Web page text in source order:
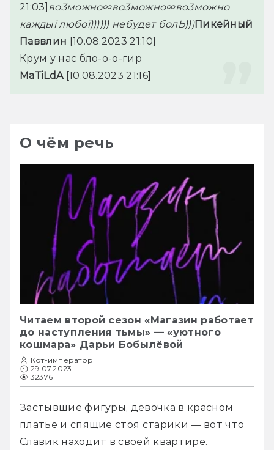
21:03] во3можно∞во3можно∞во3можно
каждыї любої)))))) небудет болЬ)))Пикейный
Паввлин [10.08.2023 21:10]
Крум у нас бло-о-о-гир
MaTiLdA [10.08.2023 21:16]
О чём речь
Читаем второй сезон «Магазин работает
до наступления тьмы» — «уютного
кошмара» Дарьи Бобылёвой
Кот-император
29.07.2023
32376
Застывшие фигуры, девочка в красном
платье и спящие стоя старики — вот что
Славик находит в своей квартире.